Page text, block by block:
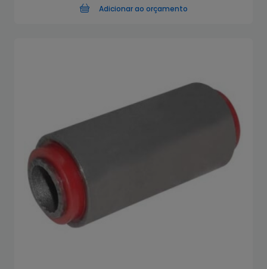
Adicionar ao orçamento